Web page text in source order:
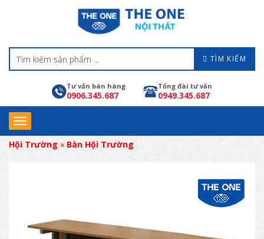
TÌM KIẾM
Tư vấn bán hàng
0906.345.687
Tổng đài tư vấn
0949.345.687
Hội Trường » Bàn Hội Trường